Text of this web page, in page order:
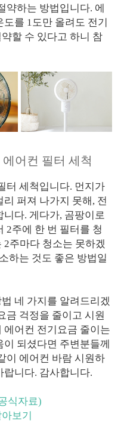
약하는 방법입니다. 에
를 1도만 올려도 전기
할 수 있다고 하니 참
어컨 필터 세척
터 세척입니다. 먼지가
퍼져 나가지 못해, 전
다. 게다가, 곰팡이로
2주에 한 번 필터를 청
주마다 청소는 못하겠
하는 것도 좋은 방법일
네 가지를 알려드리겠
금 걱정을 줄이고 시원
에어컨 전기요금 줄이는
되셨다면 주변분들께
이 에어컨 바람 시원하
랍니다. 감사합니다.
식자료)
보기